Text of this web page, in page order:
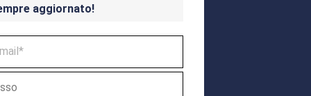
aggiornato!